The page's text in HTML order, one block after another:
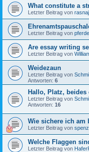
What constitute a
Letzter Beitrag von
Letzter Beitrag von
Are essay writing
Letzter Beitrag von
Weidezaun
Letzter Beitrag von
Antworten: 6
Hallo, Platz,
Letzter Beitrag von
Antworten: 16
Wie sichere ich am
Letzter Beitrag von
Welche Flaggen
Letzter Beitrag von